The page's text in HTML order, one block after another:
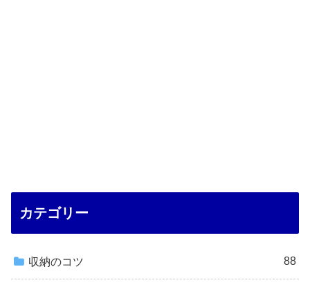
カテゴリー
収納のコツ 88